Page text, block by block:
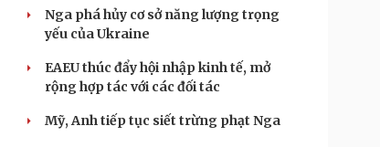
Nga phá hủy cơ sở năng lượng trọng
yếu của Ukraine
EAEU thúc đẩy hội nhập kinh tế, mở
rộng hợp tác với các đối tác
Mỹ, Anh tiếp tục siết trừng phạt Nga